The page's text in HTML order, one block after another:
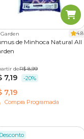
a loja online
se tornar
4.8
de Minhoca Natural All
kg deR$ 8,99
7,19 -20%
7,19
Compra Programada
Desconto